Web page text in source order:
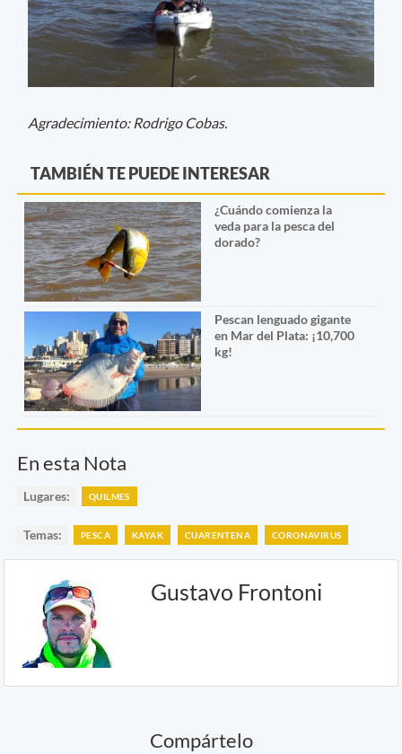
Agradecimiento: Rodrigo Cobas.
TAMBIÉN TE PUEDE INTERESAR
¿Cuándo comienza la
veda para la pesca del
dorado?
Pescan lenguado gigante
en Mar del Plata: ¡10,700
kg!
En esta Nota
Lugares: QUILMES
Temas: PESCA KAYAK CUARENTENA CORONAVIRUS
Gustavo Frontoni
Compártelo